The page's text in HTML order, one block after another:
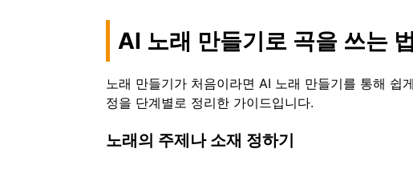
AI 노래 만들기로 곡을 쓰는
노래 만들기가 처음이라면 AI 노래 만들기를 통해 쉽
정을 단계별로 정리한 가이드입니다.
노래의 주제나 소재 정하기